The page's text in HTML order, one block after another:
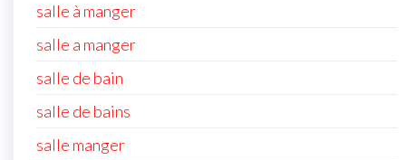
salle à manger
salle a manger
salle de bain
salle de bains
salle manger